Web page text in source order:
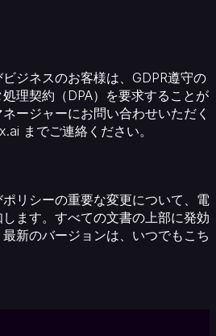
ジネスのお客様は、GDPR遵守の
理契約（DPA）を要求することが
ージャーにお問い合わせいただく
までご連絡ください。
リシーの重要な変更について、電
ます。すべての文書の上部に発効
新のバージョンは、いつでもこち